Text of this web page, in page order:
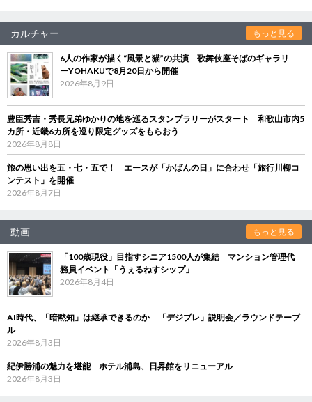
カルチャー もっと見る
6人の作家が描く“風景と猫”の共演 歌舞伎座そばのギャラリ
ーYOHAKUで8月20日から開催
2026年8月9日
豊臣秀吉・秀長兄弟ゆかりの地を巡るスタンプラリーがスタート 和歌山市内5
カ所・近畿6カ所を巡り限定グッズをもらおう
2026年8月8日
旅の思い出を五・七・五で！ エースが「かばんの日」に合わせ「旅行川柳コ
ンテスト」を開催
2026年8月7日
動画 もっと見る
「100歳現役」目指すシニア1500人が集結 マンション管理代
務員イベント「うぇるねすシップ」
2026年8月4日
AI時代、「暗黙知」は継承できるのか 「デジブレ」説明会／ラウンドテーブ
ル
2026年8月3日
紀伊勝浦の魅力を堪能 ホテル浦島、日昇館をリニューアル
2026年8月3日